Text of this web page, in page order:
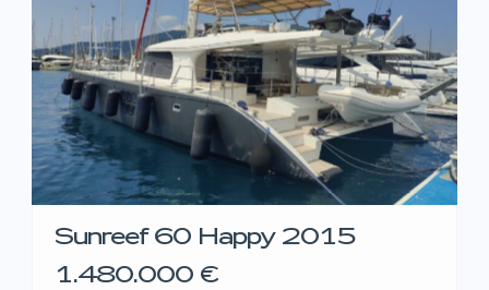
Sunreef 60 Happy 2015
1.480.000 €